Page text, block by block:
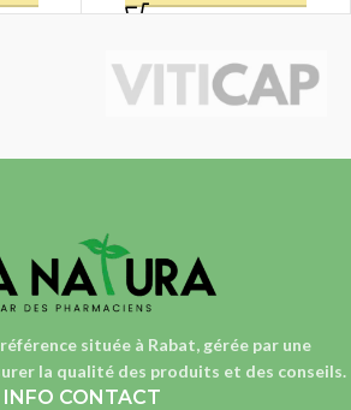
située à Rabat, gérée par une
la qualité des produits et des conseils.
INFO CONTACT